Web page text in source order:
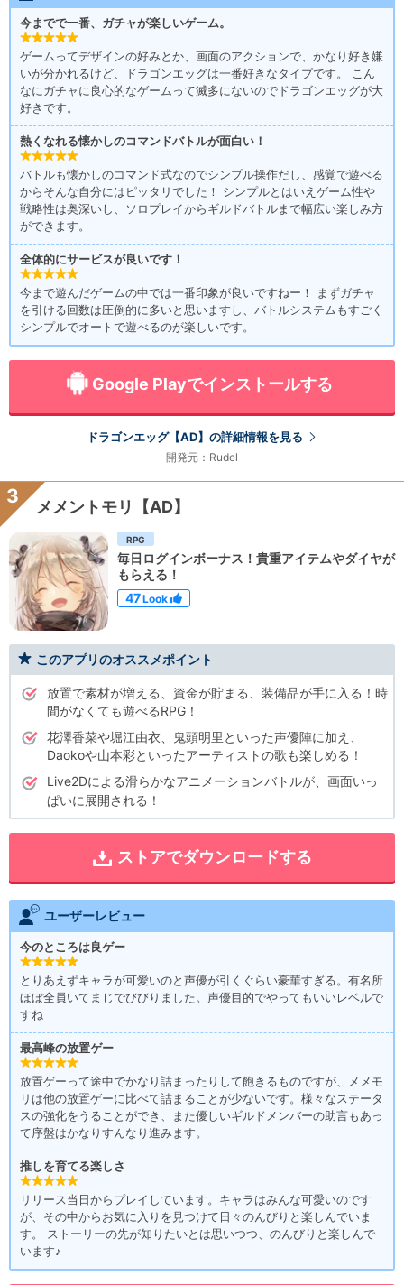
今までで一番、ガチャが楽しいゲーム。
ゲームってデザインの好みとか、画面のアクションで、かなり好き嫌
いが分かれるけど、ドラゴンエッグは一番好きなタイプです。 こん
なにガチャに良心的なゲームって滅多にないのでドラゴンエッグが大
好きです。
熱くなれる懐かしのコマンドバトルが面白い！
バトルも懐かしのコマンド式なのでシンプル操作だし、感覚で遊べる
からそんな自分にはピッタリでした！ シンプルとはいえゲーム性や
戦略性は奥深いし、ソロプレイからギルドバトルまで幅広い楽しみ方
ができます。
全体的にサービスが良いです！
今まで遊んだゲームの中では一番印象が良いですねー！ まずガチャ
を引ける回数は圧倒的に多いと思いますし、バトルシステムもすごく
シンプルでオートで遊べるのが楽しいです。
Google Playでインストールする
ドラゴンエッグ【AD】の詳細情報を見る
開発元：Rudel
3 メメントモリ【AD】
RPG
毎日ログインボーナス！貴重アイテムやダイヤが
もらえる！
47Look
このアプリのオススメポイント
放置で素材が増える、資金が貯まる、装備品が手に入る！時
間がなくても遊べるRPG！
花澤香菜や堀江由衣、鬼頭明里といった声優陣に加え、
Daokoや山本彩といったアーティストの歌も楽しめる！
Live2Dによる滑らかなアニメーションバトルが、画面いっ
ぱいに展開される！
ストアでダウンロードする
ユーザーレビュー
今のところは良ゲー
とりあえずキャラが可愛いのと声優が引くぐらい豪華すぎる。有名所
ほぼ全員いてまじでびびりました。声優目的でやってもいいレベルで
すね
最高峰の放置ゲー
放置ゲーって途中でかなり詰まったりして飽きるものですが、メメモ
リは他の放置ゲーに比べて詰まることが少ないです。様々なステータ
スの強化をうることができ、また優しいギルドメンバーの助言もあっ
て序盤はかなりすんなり進みます。
推しを育てる楽しさ
リリース当日からプレイしています。キャラはみんな可愛いのです
が、その中からお気に入りを見つけて日々のんびりと楽しんでいま
す。 ストーリーの先が知りたいとは思いつつ、のんびりと楽しんで
います♪